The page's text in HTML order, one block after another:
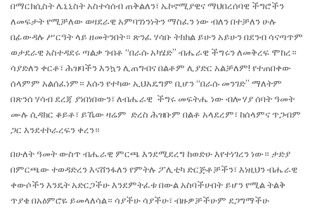
በማርክሲስት ሌኒኒስት አስተሳሰብ ጠቅልለን፣ ኤኮኖሚያዊና ማህበረሰባዊ ችግሮችን
ለመፍታት የሚቻለው ወዛደራዊ አምባገነንነትን ማስፈን ነው ብለን በተቻለን ሁሉ
በፊውዳሉ ሥርዓት ላይ ዘመትንበት። ጽንፈ ሃሳቡ ትክክል ይሁን አይሁን በደንብ ሳናጣጥም
ወታደራዊ አስተዳደሩ ጣልቃ ገብቶ “በራሱ አካሄድ” ብሔራዊ ችግሩን ለመቅረፍ ሞከረ።
ሳያድለን ቀርቶ፣ ሕዝባችን እንኳን ሊጠግብና በልቶም ሊያድር አልቻለም! የተጠበቀው
ሰላምም አልሰፈነም። እሱን የተካው ኢህአዴግም ቢሆን “በራሱ መንገድ” ማለትም
በጽንሰ ሃሳብ ደረጃ ያነበነበውን፣ ለብሔራዊ ችግሩ መፍትሔ ነው ብሎ ሃያ ሰባት ዓመት
ሙሉ ሲዳክር ቆይቶ፣ ይኼው ዛሬም ድረስ ሕዝቡም በልቶ አላደረም፣ ከሰላምና ጥጋብም
ጋር እንደተኮራረፍን ቀረን።
በሁለት ዓመት ውስጥ ብሔራዊ ምርጫ እንደሚደረግ ከወድሁ እየተነገረን ነው። ታድያ
በምርጫው ተወዳድረን እናሸንፋለን የምትሉ ፖሊቲካ ድርጅቶቻችን፣ እነዚህን ብሔራዊ
ቀውሶችን እንዴት አድርጋችሁ እንደምትፈቱ በውል አስባችሁበት ይሆን የሚል ትልቅ
ጥያቄ በአዕምሮዬ ይመላለሳል። ሳያችሁ ሳያችሁ፣ ብዙዎቻችሁም ደጋግማችሁ